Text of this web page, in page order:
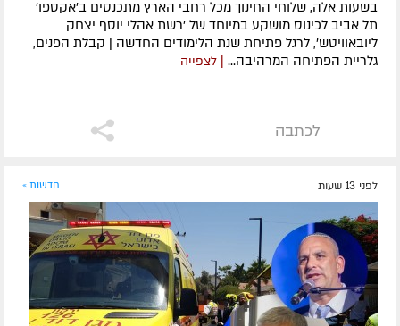
בשעות אלה, שלוחי החינוך מכל רחבי הארץ מתכנסים ב'אקספו'
תל אביב לכינוס מושקע במיוחד של 'רשת אהלי יוסף יצחק
ליובאוויטש', לרגל פתיחת שנת הלימודים החדשה | קבלת הפנים,
גלריית הפתיחה המרהיבה... | לצפייה
לכתבה
לפני 13 שעות חדשות »